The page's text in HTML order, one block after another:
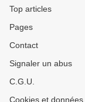
Top articles
Pages
Contact
Signaler un abus
C.G.U.
Cookies et